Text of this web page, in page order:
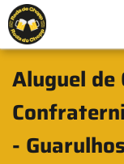
Aluguel de
- Guarulhos